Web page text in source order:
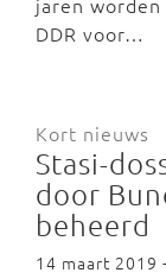
DDR voor…
Kort nieuws
Stasi-
door
beheerd
14 maart 2019